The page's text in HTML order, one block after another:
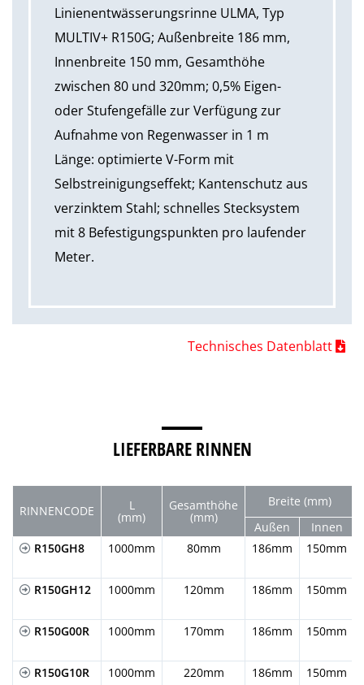
Linienentwässerungsrinne ULMA, Typ
MULTIV+ R150G; Außenbreite 186 mm,
Innenbreite 150 mm, Gesamthöhe
zwischen 80 und 320mm; 0,5% Eigen-
oder Stufengefälle zur Verfügung zur
Aufnahme von Regenwasser in 1 m
Länge: optimierte V-Form mit
Selbstreinigungseffekt; Kantenschutz aus
verzinktem Stahl; schnelles Stecksystem
mit 8 Befestigungspunkten pro laufender
Meter.
Technisches Datenblatt
LIEFERBARE RINNEN
RINNENCODE L
(mm)
Gesamthöhe
(mm)
Breite (mm)
Außen
Innen
R150GH8
1000mm 80mm 186mm 150mm
R150GH12 1000mm 120mm 186mm 150mm
R150G00R 1000mm 170mm 186mm 150mm
R150G10R 1000mm 220mm 186mm 150mm